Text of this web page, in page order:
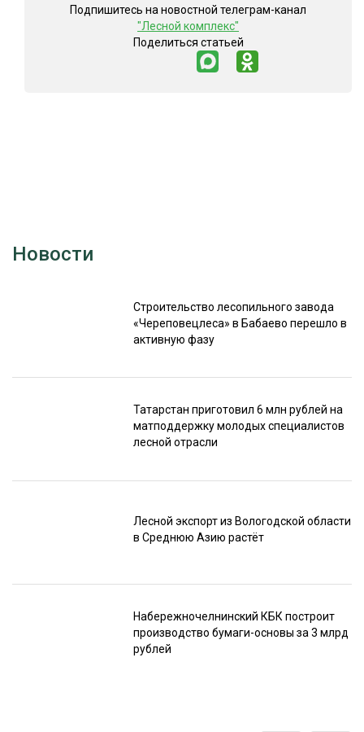
Подпишитесь на новостной телеграм-канал
"Лесной комплекс"
Поделиться статьей
Новости
Строительство лесопильного завода
«Череповецлеса» в Бабаево перешло в
активную фазу
Татарстан приготовил 6 млн рублей на
матподдержку молодых специалистов
лесной отрасли
Лесной экспорт из Вологодской области
в Среднюю Азию растёт
Набережночелнинский КБК построит
производство бумаги-основы за 3 млрд
рублей